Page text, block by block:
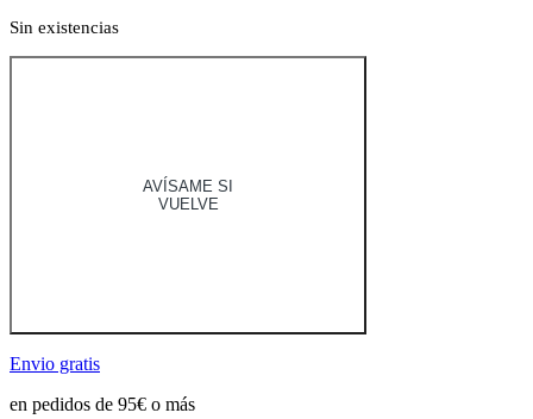
Sin existencias
AVÍSAME SI
VUELVE
Envio gratis
en pedidos de 95€ o más